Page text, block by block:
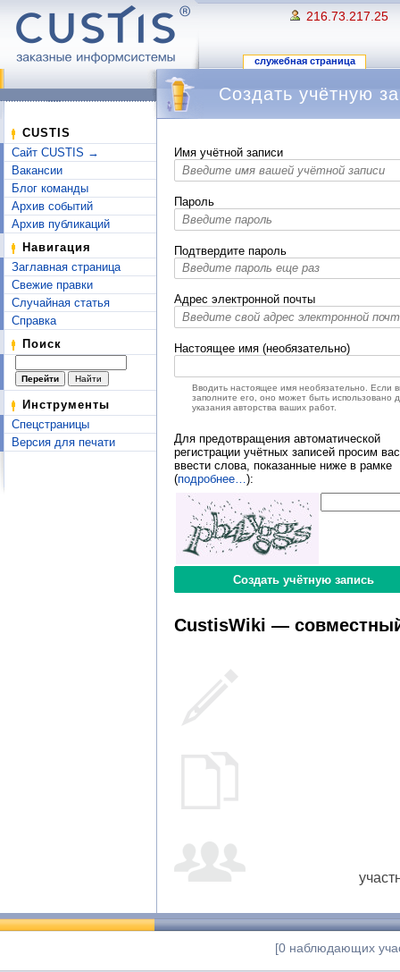
216.73.217.25
служебная страница
CUSTIS
Сайт CUSTIS →
Вакансии
Блог команды
Архив событий
Архив публикаций
Навигация
Заглавная страница
Свежие правки
Случайная статья
Справка
Поиск
Инструменты
Спецстраницы
Версия для печати
Создать учётную
Имя учётной записи
Пароль
Подтвердите пароль
Адрес электронной почты
Настоящее имя (необязательно)
Вводить настоящее имя необязательно. Если
заполните его, оно может быть использовано
указания авторства ваших работ.
Для предотвращения автоматической
регистрации учётных записей просим вас
ввести слова, показанные ниже в рамке
(подробнее… ):
CustisWiki —
[0 наблюдающих